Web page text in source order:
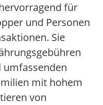
für
und Personen
Sie
umfassenden
mit hohem
von